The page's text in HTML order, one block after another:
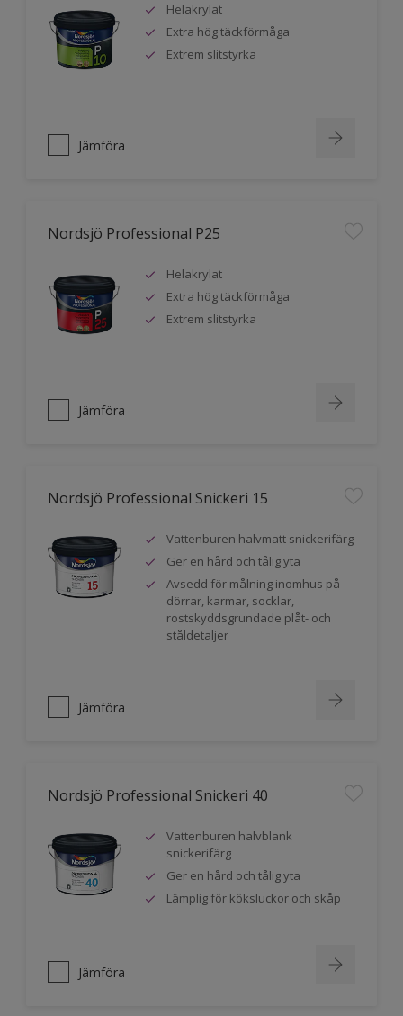
Helakrylat
Extra hög täckförmåga
Extrem slitstyrka
Jämföra
Nordsjö Professional P25
Helakrylat
Extra hög täckförmåga
Extrem slitstyrka
Jämföra
Nordsjö Professional Snickeri 15
Vattenburen halvmatt snickerifärg
Ger en hård och tålig yta
Avsedd för målning inomhus på
dörrar, karmar, socklar,
rostskyddsgrundade plåt- och
ståldetaljer
Jämföra
Nordsjö Professional Snickeri 40
Vattenburen halvblank
snickerifärg
Ger en hård och tålig yta
Lämplig för köksluckor och skåp
Jämföra